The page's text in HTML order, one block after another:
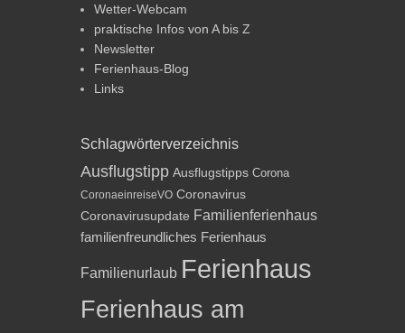
Wetter-Webcam
praktische Infos von A bis Z
Newsletter
Ferienhaus-Blog
Links
Schlagwörterverzeichnis
Ausflugstipp Ausflugstipps Corona
CoronaeinreiseVO Coronavirus
Coronavirusupdate Familienferienhaus
familienfreundliches Ferienhaus
Familienurlaub Ferienhaus
Ferienhaus am